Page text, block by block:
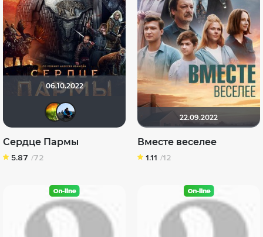
06.10.2022
Санечка
mudrii
Сердце Пармы
5.87 /72
22.09.2022
Вместе веселее
1.11 /12